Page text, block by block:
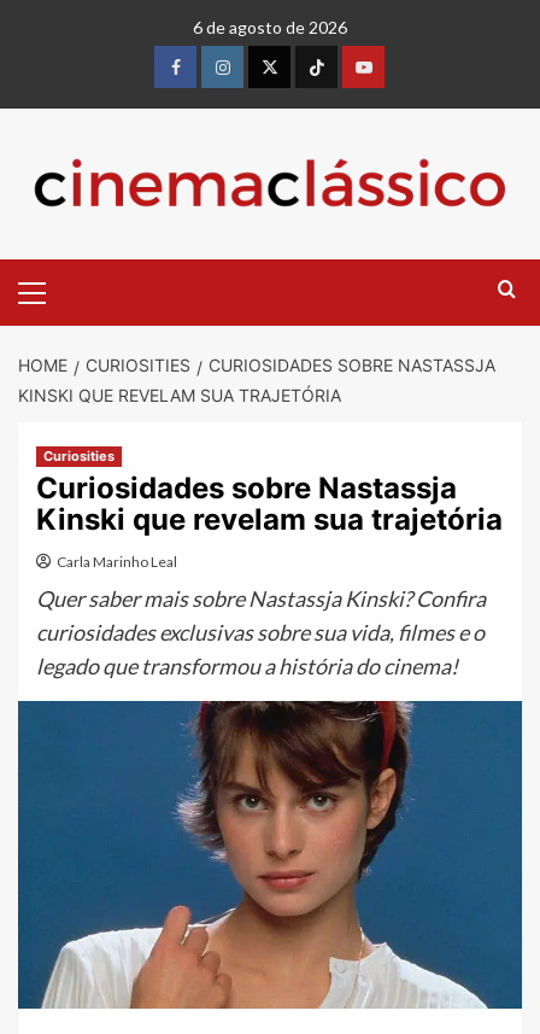
6 de agosto de 2026
HOME CURIOSITIES
CURIOSIDADES SOBRE NASTASSJA
KINSKI QUE REVELAM SUA TRAJETÓRIA
Curiosities
Curiosidades sobre Nastassja
Kinski que revelam sua trajetória
Carla Marinho Leal
Quer saber mais sobre Nastassja Kinski? Confira
curiosidades exclusivas sobre sua vida, filmes e o
legado que transformou a história do cinema!